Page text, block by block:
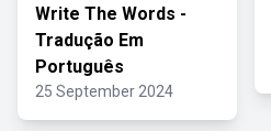
Write The Words -
Tradução Em
Português
25 September 2024